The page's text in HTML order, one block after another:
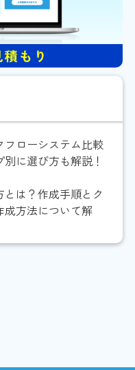
フローシステム比較
に選び方も解説！
は？作成手順とク
成方法について解